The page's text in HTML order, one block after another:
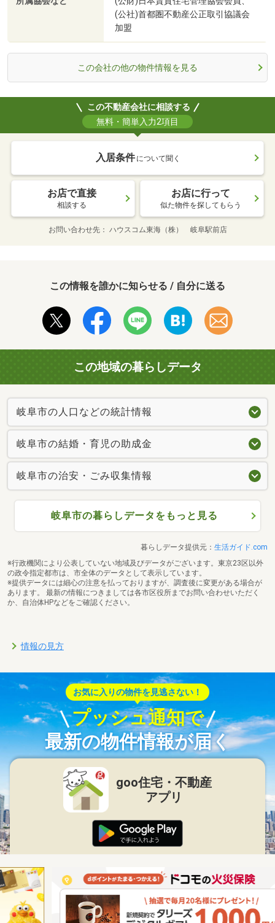
(公社)首都圏不動産公正取引協議会
加盟
この会社の他の物件情報を見る
この不動産会社に相談する
無料・簡単入力2項目
入居条件 について聞く
お店で直接
相談する
お店に行って
似た物件を探してもらう
お問い合わせ先 ハウスコム東海（株） 岐阜駅前店
この情報を誰かに知らせる / 自分に送る
この地域の暮らしデータ
岐阜市の人口などの統計情報
岐阜市の結婚・育児の助成金
岐阜市の治安・ごみ収集情報
岐阜市の暮らしデータをもっと見る
暮らしデータ提供元： 生活ガイド.com
※行政機関により公表していない地域及びデータがございます。東京23区以外
の政令指定都市は、市全体のデータとして表示しています。
※提供データには細心の注意を払っておりますが、調査後に変更がある場合が
あります。 最新の情報につきましては各市区役所までお問い合わせいただく
か、自治体HPなどをご確認ください。
情報の見方
お気に入りの物件を見逃さない！
プッシュ通知で
最新の物件情報が届く
goo住宅・不動産
アプリ